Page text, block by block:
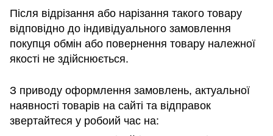
Після відрізання або нарізання такого товару
відповідно до індивідуального замовлення
покупця обмін або повернення товару належної
якості не здійснюється.
З приводу оформлення замовлень, актуальної
наявності товарів на сайті та відправок
звертайтеся у робоий час на: